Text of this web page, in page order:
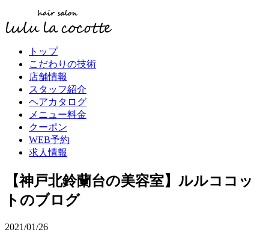
トップ
こだわりの技術
店舗情報
スタッフ紹介
ヘアカタログ
メニュー料金
クーポン
WEB予約
求人情報
【神戸北鈴蘭台の美容室】ルルココッ
トのブログ
2021/01/26